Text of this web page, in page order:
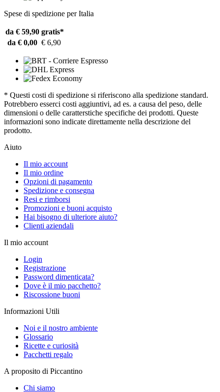
Spese di spedizione per Italia
da € 59,90 gratis*
da € 0,00 € 6,90
* Questi costi di spedizione si riferiscono alla spedizione standard.
Potrebbero esserci costi aggiuntivi, ad es. a causa del peso, delle
dimensioni o delle caratterstiche specifiche dei prodotti. Queste
informazioni sono indicate direttamente nella descrizione del
prodotto.
Aiuto
Il mio account
Il mio ordine
Opzioni di pagamento
Spedizione e consegna
Resi e rimborsi
Promozioni e buoni acquisto
Hai bisogno di ulteriore aiuto?
Clienti aziendali
Il mio account
Login
Registrazione
Password dimenticata?
Dove è il mio pacchetto?
Riscossione buoni
Informazioni Utili
Noi e il nostro ambiente
Glossario
Ricette e curiosità
Pacchetti regalo
A proposito di Piccantino
Chi siamo